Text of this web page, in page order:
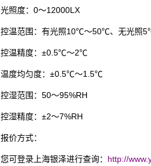
光照度： 0～12000LX
控温范围：有光照10℃～50℃、无光照
控温精度： ±0.5℃～2℃
温度均匀度： ±0.5℃～1.5℃
控湿范围： 50～95%RH
控湿精度： ±2～7%RH
报价方式：
您可登录上海银泽进行查询： http://